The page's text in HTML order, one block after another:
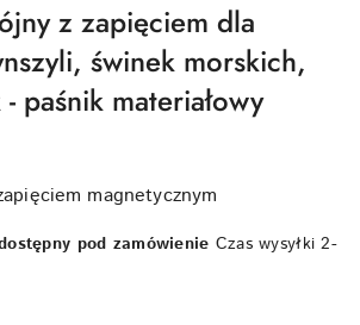
z zapięciem dla
świnek morskich,
paśnik materiałowy
magnetycznym
pod zamówienie Czas wysyłki 2-